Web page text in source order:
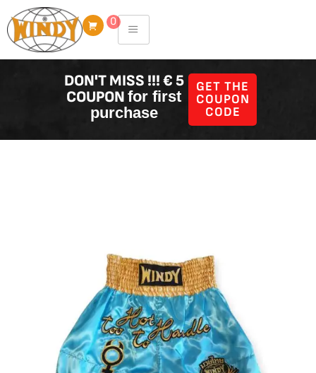
to
content
0
DON'T MISS !!! € 5
COUPONfor first
purchase
GET THE
COUPON
CODE